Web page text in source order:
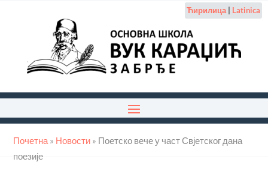
Ћирилица| Latinica
Почетна » Новости » Поетско вече у част Свјетског дана
поезије